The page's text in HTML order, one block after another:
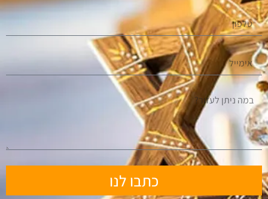
כתבו לנו